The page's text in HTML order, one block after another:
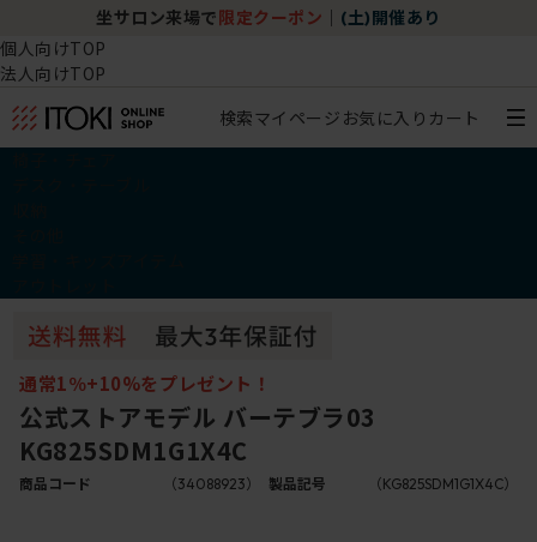
坐サロン来場で 限定クーポン (土)開催あり
個人向けTOP
法人向けTOP
検索マイページ お気に入り カート
通常1％+10%をプレゼント！
公式ストアモデル バーテブラ03
KG825SDM1G1X4C
商品コード （34088923） 製品記号 （KG825SDM1G1X4C）